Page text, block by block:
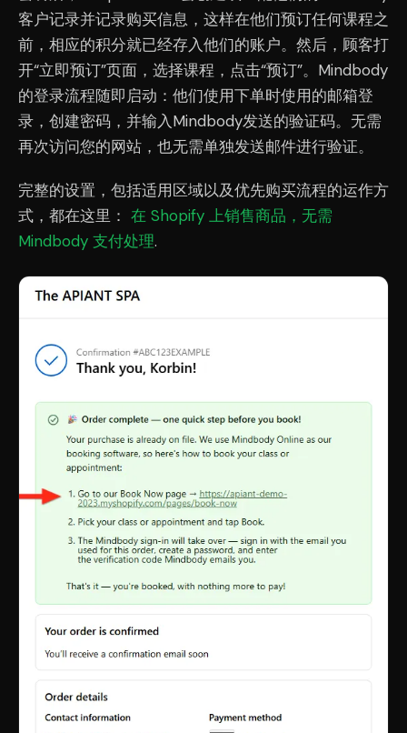
客户记录并记录购买信息，这样在他们预订任何课程之
前，相应的积分就已经存入他们的账户。然后，顾客打
开“立即预订”页面，选择课程，点击“预订”。Mindbody
的登录流程随即启动：他们使用下单时使用的邮箱登
录，创建密码，并输入Mindbody发送的验证码。无需
再次访问您的网站，也无需单独发送邮件进行验证。
完整的设置，包括适用区域以及优先购买流程的运作方
式，都在这里： 在 Shopify 上销售商品，无需
Mindbody 支付处理.